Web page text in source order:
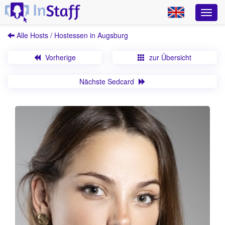
Alle Hosts / Hostessen in Augsburg
Vorherige zur Übersicht
Nächste Sedcard